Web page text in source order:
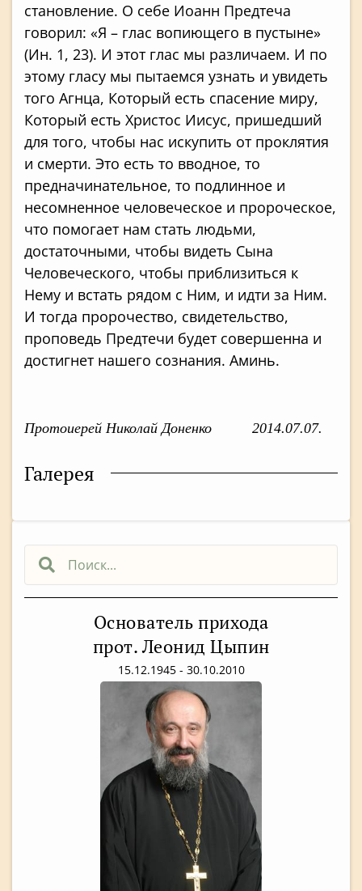
Основатель прихода
прот. Леонид Цыпин
15.12.1945 - 30.10.2010
становление. О себе Иоанн Предтеча
говорил: «Я – глас вопиющего в пустыне»
(Ин. 1, 23). И этот глас мы различаем. И по
этому гласу мы пытаемся узнать и увидеть
того Агнца, Который есть спасение миру,
Который есть Христос Иисус, пришедший
для того, чтобы нас искупить от проклятия
и смерти. Это есть то вводное, то
предначинательное, то подлинное и
несомненное человеческое и пророческое,
что помогает нам стать людьми,
достаточными, чтобы видеть Сына
Человеческого, чтобы приблизиться к
Нему и встать рядом с Ним, и идти за Ним.
И тогда пророчество, свидетельство,
проповедь Предтечи будет совершенна и
достигнет нашего сознания. Аминь.
Протоиерей Николай Доненко 2014.07.07.
Галерея